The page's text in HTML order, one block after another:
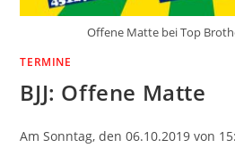
Offene Matte bei Top
TERMINE
BJJ: Offene Matte
Am Sonntag, den 06.10.2019 von